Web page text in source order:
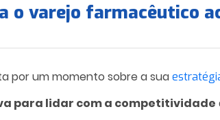
o varejo farmacêutico
por um momento sobre a sua
para lidar com a competitividade